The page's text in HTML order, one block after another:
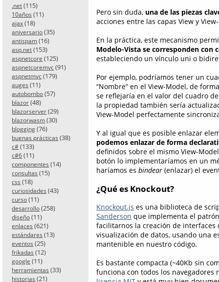
.net (115)
10años (11)
ajax (18)
aniversario (35)
antispam (16)
asp.net (153)
aspnetcore (125)
aspnetcoremvc (91)
aspnetmvc (179)
auges (11)
autobombo (57)
blazor (48)
blazorserver (29)
blazorwasm (30)
blogging (76)
buenas prácticas (38)
c# (133)
c#6 (11)
componentes (14)
consultas (15)
css (18)
curiosidades (43)
curso (11)
desarrollo (258)
diseño (11)
enlaces (621)
estándares (13)
eventos (25)
frikadas (12)
google (11)
herramientas (33)
historias (21)
Pero sin duda, una de las piezas
acciones entre las capas View y
En la práctica, este mecanismo
Modelo-Vista se corresponden con
estableciendo un vínculo uni o
Por ejemplo, podríamos tener un
“Nombre” en el View-Model, de
se reflejaría en el valor del cuadro
la propiedad también sería
View-Model perfectamente
Y al igual que es posible enlazar
podemos enlazar de forma
definidos sobre el mismo View-
botón lo implementaríamos en un
haríamos es bindear (enlazar) el
¿Qué es Knockout?
Knockout.js es una biblioteca de
Sanderson que implementa el
facilitarnos la creación de interfaces
visualización de datos, usando una
mantenible en nuestro código.
Es bastante compacta (~40Kb sin
funciona con todos los navegadores